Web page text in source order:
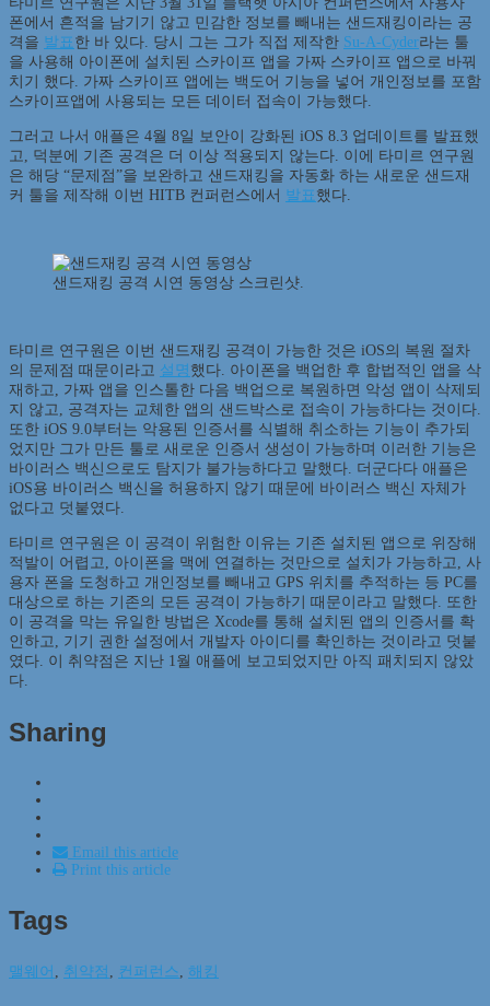
폰에서 흔적을 남기기 않고 민감한 정보를 빼내는 샌드재킹이라는 공
격을 발표 한 바 있다. 당시 그는 그가 직접 제작한 Su-A-Cyder라는 툴
을 사용해 아이폰에 설치된 스카이프 앱을 가짜 스카이프 앱으로 바꿔
치기 했다. 가짜 스카이프 앱에는 백도어 기능을 넣어 개인정보를 포함
스카이프앱에 사용되는 모든 데이터 접속이 가능했다.
그러고 나서 애플은 4월 8일 보안이 강화된 iOS 8.3 업데이트를 발표했
고, 덕분에 기존 공격은 더 이상 적용되지 않는다. 이에 타미르 연구원
은 해당 “문제점”을 보완하고 샌드재킹을 자동화 하는 새로운 샌드재
커 툴을 제작해 이번 HITB 컨퍼런스에서 발표 했다.
샌드재킹 공격 시연 동영상 스크린샷.
타미르 연구원은 이번 샌드재킹 공격이 가능한 것은 iOS의 복원 절차
의 문제점 때문이라고 설명 했다. 아이폰을 백업한 후 합법적인 앱을 삭
재하고, 가짜 앱을 인스톨한 다음 백업으로 복원하면 악성 앱이 삭제되
지 않고, 공격자는 교체한 앱의 샌드박스로 접속이 가능하다는 것이다.
또한 iOS 9.0부터는 악용된 인증서를 식별해 취소하는 기능이 추가되
었지만 그가 만든 툴로 새로운 인증서 생성이 가능하며 이러한 기능은
바이러스 백신으로도 탐지가 불가능하다고 말했다. 더군다다 애플은
iOS용 바이러스 백신을 허용하지 않기 때문에 바이러스 백신 자체가
없다고 덧붙였다.
타미르 연구원은 이 공격이 위험한 이유는 기존 설치된 앱으로 위장해
적발이 어렵고, 아이폰을 맥에 연결하는 것만으로 설치가 가능하고, 사
용자 폰을 도청하고 개인정보를 빼내고 GPS 위치를 추적하는 등 PC를
대상으로 하는 기존의 모든 공격이 가능하기 때문이라고 말했다. 또한
이 공격을 막는 유일한 방법은 Xcode를 통해 설치된 앱의 인증서를 확
인하고, 기기 권한 설정에서 개발자 아이디를 확인하는 것이라고 덧붙
였다. 이 취약점은 지난 1월 애플에 보고되었지만 아직 패치되지 않았
다.
Sharing
Email this article
Print this article
Tags
맬웨어 취약점 컨퍼런스 해킹